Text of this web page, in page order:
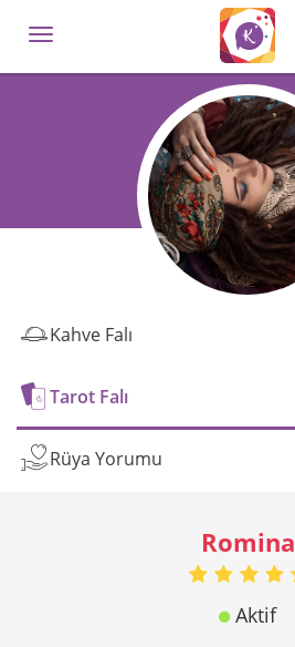
Kahve Falı
Tarot Falı
Rüya Yorumu
Romina
Aktif